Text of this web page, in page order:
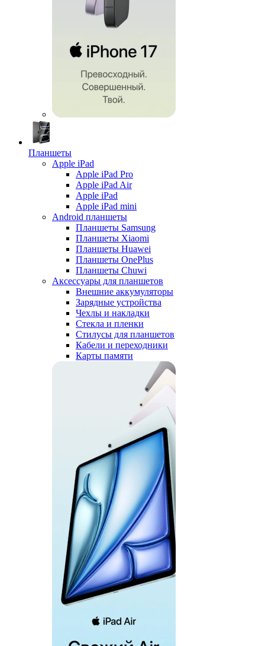
Планшеты
Apple iPad
Apple iPad Pro
Apple iPad Air
Apple iPad
Apple iPad mini
Android планшеты
Планшеты Samsung
Планшеты Xiaomi
Планшеты Huawei
Планшеты OnePlus
Планшеты Chuwi
Аксессуары для планшетов
Внешние аккумуляторы
Зарядные устройства
Чехлы и накладки
Стекла и пленки
Стилусы для планшетов
Кабели и переходники
Карты памяти